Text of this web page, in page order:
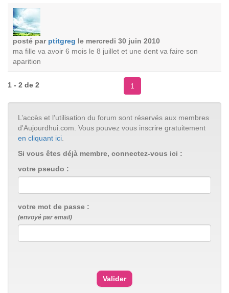
posté par ptitgreg le mercredi 30 juin 2010
ma fille va avoir 6 mois le 8 juillet et une dent va faire son
aparition
1 - 2 de 2 1
L’accès et l’utilisation du forum sont réservés aux membres
d'Aujourdhui.com. Vous pouvez vous inscrire gratuitement
en cliquant ici.
Si vous êtes déjà membre, connectez-vous ici :
votre pseudo :
votre mot de passe :
(envoyé par email)